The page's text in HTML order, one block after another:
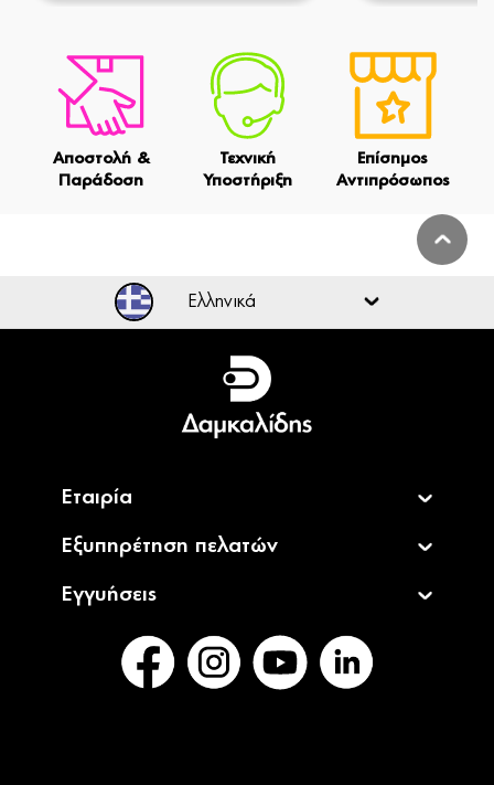
Αποστολή &
Παράδοση
Τεχνική
Υποστήριξη
Επίσημος
Αντιπρόσωπος
Ελληνικά
Ελληνικά
English
Εταιρία
Εξυπηρέτηση πελατών
Εγγυήσεις